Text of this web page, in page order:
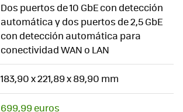
Dos puertos de 10 GbE con detección
automática y dos puertos de 2,5 GbE
con detección automática para
conectividad WAN o LAN
183,90 x 221,89 x 89,90 mm
699,99 euros